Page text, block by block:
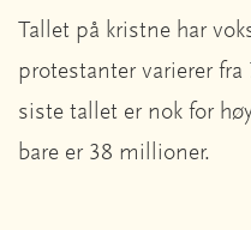
Tallet på kristne har
protestanter varierer
siste tallet er nok for
bare er 38 millioner.